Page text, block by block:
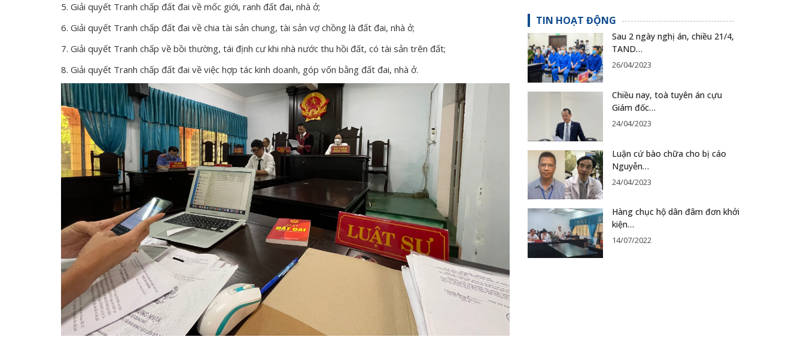
5. Giải quyết Tranh chấp đất đai về mốc giới, ranh đất đai, nhà ở;
6. Giải quyết Tranh chấp đất đai về chia tài sản chung, tài sản vợ chồng là đất đai, nhà ở;
7. Giải quyết Tranh chấp về bồi thường, tái định cư khi nhà nước thu hồi đất, có tài sản trên đất;
8. Giải quyết Tranh chấp đất đai về việc hợp tác kinh doanh, góp vốn bằng đất đai, nhà ở.
TIN HOẠT ĐỘNG
Sau 2 ngày nghị án, chiều 21/4,
TAND…
26/04/2023
Chiều nay, toà tuyên án cựu
Giám đốc…
24/04/2023
Luận cứ bào chữa cho bị cáo
Nguyễn…
24/04/2023
Hàng chục hộ dân đâm đơn khởi
kiện…
14/07/2022